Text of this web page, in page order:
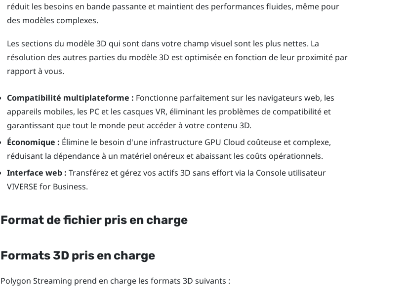
réduit les besoins en bande passante et maintient des performances fluides, même pour
des modèles complexes.
Les sections du modèle 3D qui sont dans votre champ visuel sont les plus nettes. La
résolution des autres parties du modèle 3D est optimisée en fonction de leur proximité par
rapport à vous.
Compatibilité multiplateforme : Fonctionne parfaitement sur les navigateurs web, les
appareils mobiles, les PC et les casques VR, éliminant les problèmes de compatibilité et
garantissant que tout le monde peut accéder à votre contenu 3D.
Économique : Élimine le besoin d'une infrastructure GPU Cloud coûteuse et complexe,
réduisant la dépendance à un matériel onéreux et abaissant les coûts opérationnels.
Interface web : Transférez et gérez vos actifs 3D sans effort via la Console utilisateur
VIVERSE for Business.
Format de fichier pris en charge
Formats 3D pris en charge
Polygon Streaming prend en charge les formats 3D suivants :